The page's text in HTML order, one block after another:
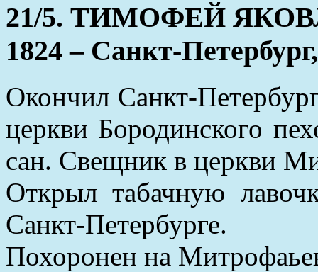
21/5. ТИМОФЕЙ
1824 – Санкт-
Окончил Санкт-
церкви Бородинского
сан. Свещник в церкви
Открыл табачную
Санкт-Петербурге.
Похоронен на